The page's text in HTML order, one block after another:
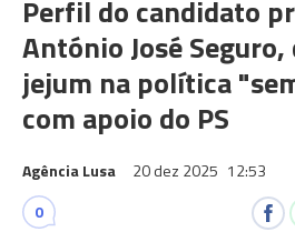
Perfil do candidato
António José
jejum na política
com apoio do PS
Agência Lusa 20 dez 2025 12:53
0